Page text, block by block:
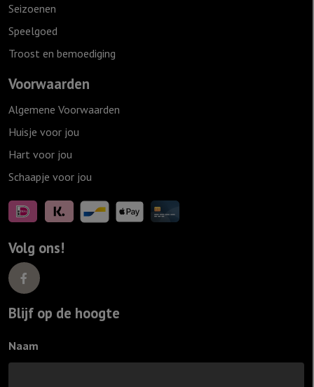
Seizoenen
Speelgoed
Troost en bemoediging
Voorwaarden
Algemene Voorwaarden
Huisje voor jou
Hart voor jou
Schaapje voor jou
Volg ons!
Blijf op de hoogte
Naam